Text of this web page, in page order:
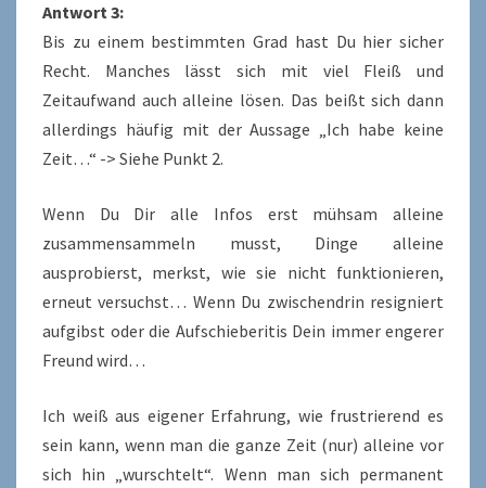
Antwort 3:
Bis zu einem bestimmten Grad hast Du hier sicher
Recht. Manches lässt sich mit viel Fleiß und
Zeitaufwand auch alleine lösen. Das beißt sich dann
allerdings häufig mit der Aussage „Ich habe keine
Zeit…“ -> Siehe Punkt 2.
Wenn Du Dir alle Infos erst mühsam alleine
zusammensammeln musst, Dinge alleine
ausprobierst, merkst, wie sie nicht funktionieren,
erneut versuchst… Wenn Du zwischendrin resigniert
aufgibst oder die Aufschieberitis Dein immer engerer
Freund wird…
Ich weiß aus eigener Erfahrung, wie frustrierend es
sein kann, wenn man die ganze Zeit (nur) alleine vor
sich hin „wurschtelt“. Wenn man sich permanent